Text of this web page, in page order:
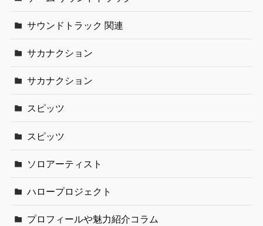
サウンドトラック 関連
サカナクション
サカナクション
スピッツ
スピッツ
ソロアーティスト
ハロープロジェクト
プロフィールや魅力紹介コラム